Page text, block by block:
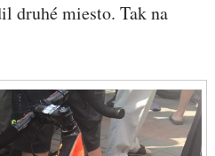
druhé miesto. Tak na